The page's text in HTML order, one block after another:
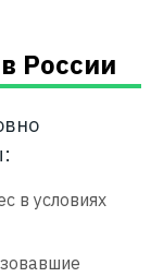
России
в условиях